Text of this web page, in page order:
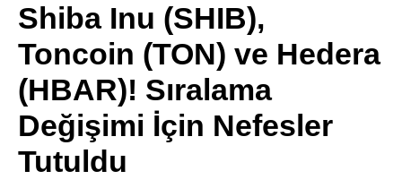
TikTok
Shiba Inu (SHIB),
Toncoin (TON) ve Hedera
(HBAR)! Sıralama
Değişimi İçin Nefesler
Tutuldu